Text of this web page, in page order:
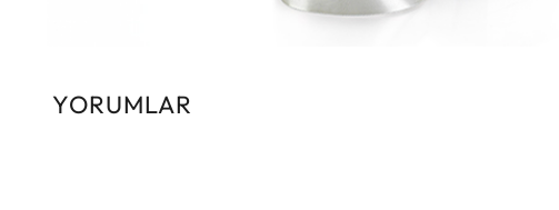
YORUMLAR